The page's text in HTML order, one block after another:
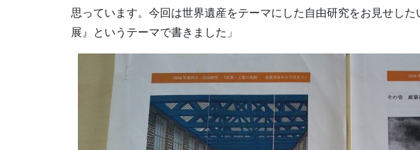
思っています。今回は世界遺産をテーマにした自由研究をお見せし
展』というテーマで書きました」